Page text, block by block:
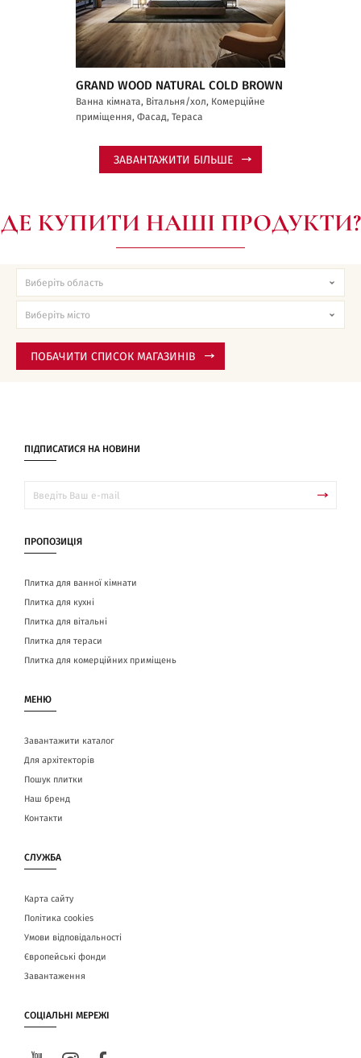
GRAND WOOD NATURAL COLD BROWN
Ванна кімната, Вітальня/хол, Комерційне
приміщення, Фасад, Тераса
ЗАВАНТАЖИТИ БІЛЬШЕ
ДЕ КУПИТИ НАШІ ПРОДУКТИ?
ПОБАЧИТИ СПИСОК МАГАЗИНІВ
ПІДПИСАТИСЯ НА НОВИНИ
ПРОПОЗИЦІЯ
Плитка для ванної кімнати
Плитка для кухні
Плитка для вітальні
Плитка для тераси
Плитка для комерційних приміщень
МЕНЮ
Завантажити каталог
Для архітекторів
Пошук плитки
Наш бренд
Контакти
СЛУЖБА
Карта сайту
Політика cookies
Умови відповідальності
Європейські фонди
Завантаження
СОЦІАЛЬНІ МЕРЕЖІ